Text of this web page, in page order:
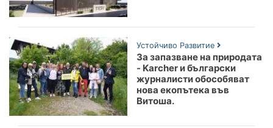
Устойчиво Развитие
За запазване на природата
- Karcher и български
журналисти обособяват
нова екопътека във
Витоша.